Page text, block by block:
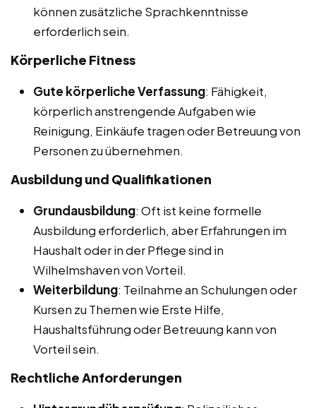
können zusätzliche Sprachkenntnisse
erforderlich sein.
Körperliche Fitness
Gute körperliche Verfassung: Fähigkeit,
körperlich anstrengende Aufgaben wie
Reinigung, Einkäufe tragen oder Betreuung von
Personen zu übernehmen.
Ausbildung und Qualifikationen
Grundausbildung: Oft ist keine formelle
Ausbildung erforderlich, aber Erfahrungen im
Haushalt oder in der Pflege sind in
Wilhelmshaven von Vorteil.
Weiterbildung: Teilnahme an Schulungen oder
Kursen zu Themen wie Erste Hilfe,
Haushaltsführung oder Betreuung kann von
Vorteil sein.
Rechtliche Anforderungen